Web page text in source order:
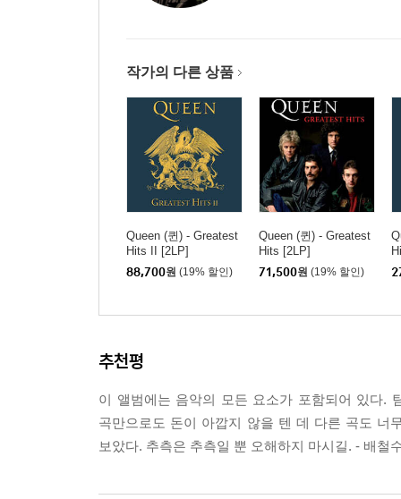
작가의 다른 상품
Queen (퀸) - Greatest
Hits II [2LP]
88,700원 (19% 할인)
Queen (퀸) - Greatest
Hits [2LP]
71,500원 (19% 할인)
추천평
이 앨범에는 음악의 모든 요소가 포함되어 있다.
곡만으로도 돈이 아깝지 않을 텐 데 다른 곡도 너
보았다. 추측은 추측일 뿐 오해하지 마시길. - 배철